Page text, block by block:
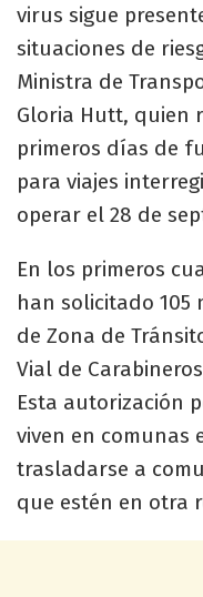
virus sigue
situaciones de
Ministra de
Gloria Hutt, quien
primeros días de
para viajes
operar el 28 de
En los primeros
han solicitado 105
de Zona de
Vial de
Esta autorización
viven en comunas
trasladarse a
que estén en otra